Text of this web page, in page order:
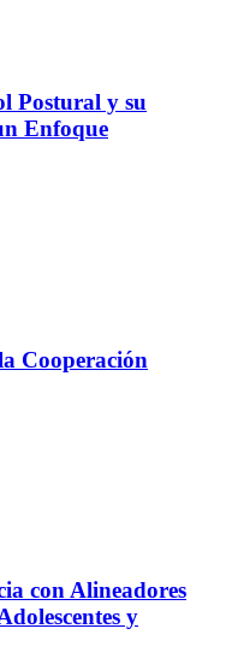
Postural y su
Enfoque
Cooperación
con Alineadores
y